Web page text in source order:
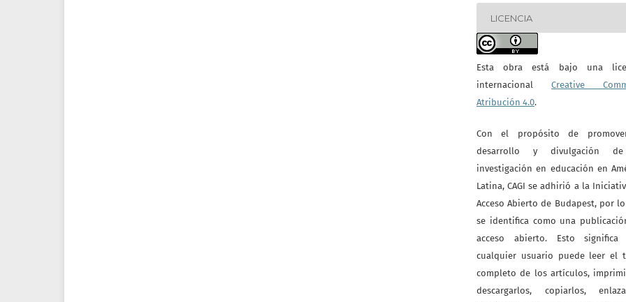
LICENCIA
Esta obra está bajo una
internacional Creative
Atribución 4.0.
Con el propósito de
desarrollo y divulgación
investigación en educación en
Latina, CAGI se adhirió a la
Acceso Abierto de Budapest, por
se identifica como una
acceso abierto. Esto significa
cualquier usuario puede leer el
completo de los artículos,
descargarlos, copiarlos,